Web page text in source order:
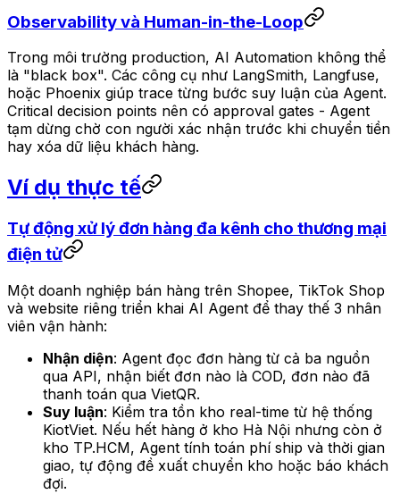
Observability và Human-in-the-Loop
Trong môi trường production, AI Automation không thể
là "black box". Các công cụ như LangSmith, Langfuse,
hoặc Phoenix giúp trace từng bước suy luận của Agent.
Critical decision points nên có approval gates - Agent
tạm dừng chờ con người xác nhận trước khi chuyển tiền
hay xóa dữ liệu khách hàng.
Ví dụ thực tế
Tự động xử lý đơn hàng đa kênh cho thương mại
điện tử
Một doanh nghiệp bán hàng trên Shopee, TikTok Shop
và website riêng triển khai AI Agent để thay thế 3 nhân
viên vận hành:
Nhận diện: Agent đọc đơn hàng từ cả ba nguồn
qua API, nhận biết đơn nào là COD, đơn nào đã
thanh toán qua VietQR.
Suy luận: Kiểm tra tồn kho real-time từ hệ thống
KiotViet. Nếu hết hàng ở kho Hà Nội nhưng còn ở
kho TP.HCM, Agent tính toán phí ship và thời gian
giao, tự động đề xuất chuyển kho hoặc báo khách
đợi.